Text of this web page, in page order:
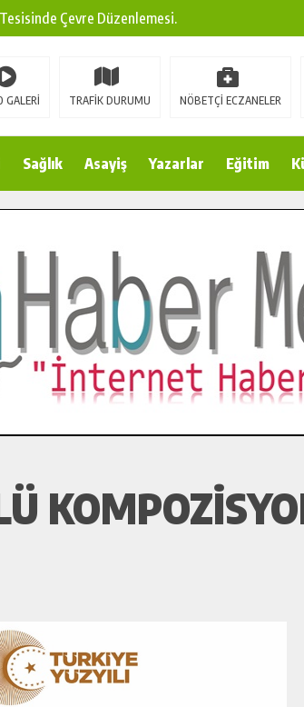
Tesisinde Çevre Düzenlemesi.
Yatırımı.
Türk Tarımına Katkı Sağlayacak.
Keşfetti.
Veda Ziyareti.
GALERİ TRAFİK DURUMU NÖBETÇİ ECZANELER
Sağlık Asayiş Yazarlar Eğitim